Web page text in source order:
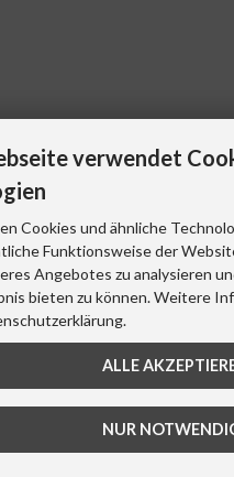
verwendet
Cookies und ähnliche
Funktionsweise der
Angebotes zu analysieren
bieten zu können. Weitere
ALLE
NUR